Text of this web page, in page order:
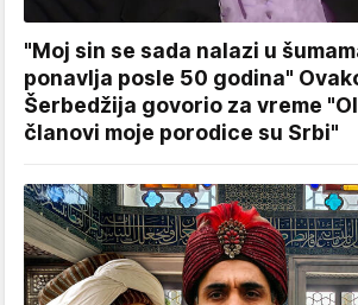
"Moj sin se sada nalazi u
ponavlja posle 50 godina"
Šerbedžija govorio za vreme
članovi moje porodice su Srbi"